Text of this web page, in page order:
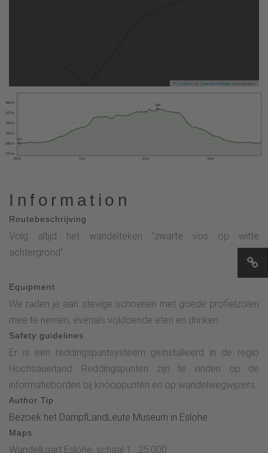
Leaflet OpenStreetMapcontributors
0 km 1 km 2 km 3 km
275 m
300 m
325 m
350 m
375 m
400 m
301
384
Information
Routebeschrijving
Volg altijd het wandelteken "zwarte vos op witte
achtergrond".
Equipment
We raden je aan stevige schoenen met goede profielzolen
mee te nemen, evenals voldoende eten en drinken.
Safety guidelines
Er is een reddingspuntsysteem geïnstalleerd in de regio
Hochsauerland. Reddingspunten zijn te vinden op de
informatieborden bij knooppunten en op wandelwegwijzers.
Author Tip
Bezoek het DampfLandLeute Museum in Eslohe.
Maps
Wandelkaart Eslohe, schaal 1 : 25,000